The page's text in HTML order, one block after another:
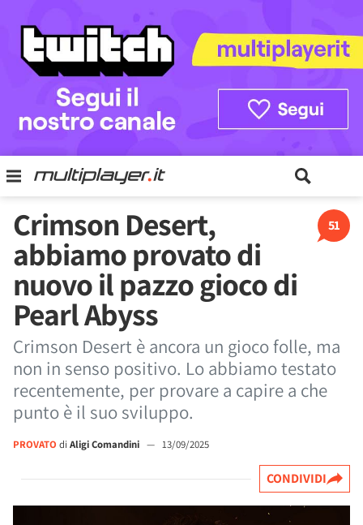
51
Crimson Desert,
abbiamo provato di
nuovo il pazzo gioco di
Pearl Abyss
Crimson Desert è ancora un gioco folle, ma
non in senso positivo. Lo abbiamo testato
recentemente, per provare a capire a che
punto è il suo sviluppo.
PROVATO di Aligi Comandini — 13/09/2025
CONDIVIDI